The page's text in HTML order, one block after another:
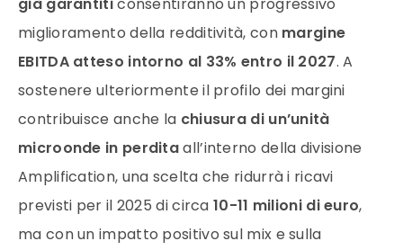
miglioramento della redditività, con margine
EBITDA atteso intorno al 33% entro il 2027. A
sostenere ulteriormente il profilo dei margini
contribuisce anche la chiusura di un’unità
microonde in perditaall’interno della divisione
Amplification, una scelta che ridurrà i ricavi
previsti per il 2025 di circa10-11 milioni di euro,
ma con un impatto positivo sul mix e sulla